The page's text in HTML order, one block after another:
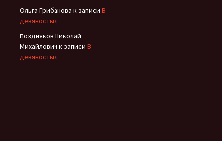
Ольга Грибанова к записи В
девяностых
Поздняков Николай
Михайлович к записи В
девяностых